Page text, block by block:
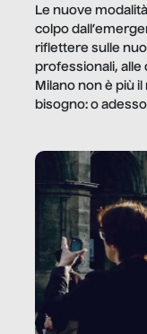
Le nuove
colpo
riflettere sulle
professionali, alle
Milano non è più il
bisogno: o